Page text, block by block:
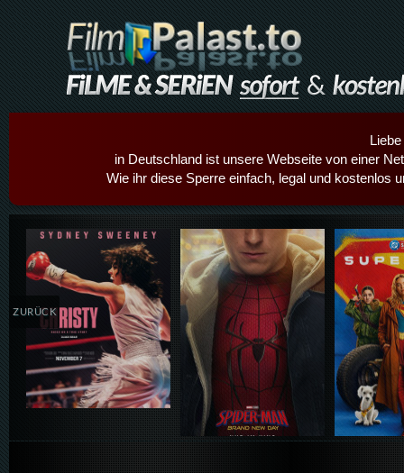
in Deutschland ist unsere Webseite von einer
Wie ihr diese Sperre einfach, legal und kostenlos
Details,Play Details,Play
ZURÜCK